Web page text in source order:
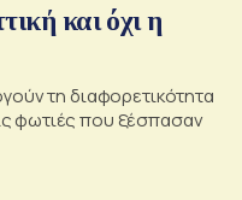
και όχι η
τη διαφορετικότητα
φωτιές που ξέσπασαν